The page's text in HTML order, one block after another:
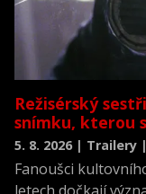
Režisérský
snímku, kterou
5. 8. 2026 | Trailery
Fanoušci